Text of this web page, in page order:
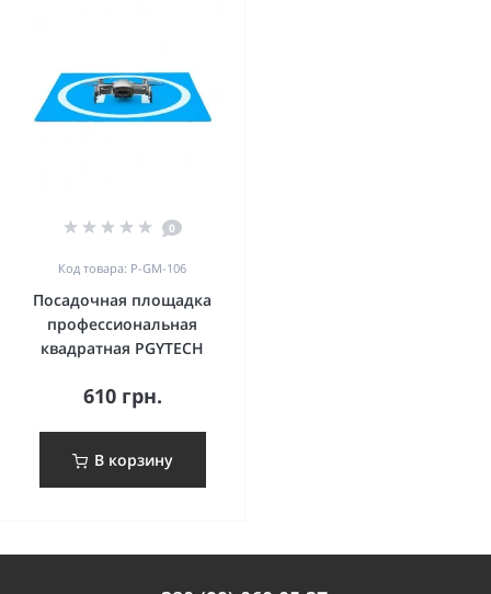
0
Код товара: P-GM-106
Посадочная площадка
профессиональная
квадратная PGYTECH
610 грн.
В корзину